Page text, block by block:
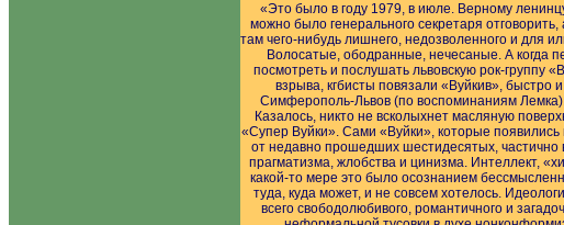
«Это было в году 1979, в июле. Верному
можно было генерального секретаря
там чего-нибудь лишнего, недозволенного и для
Волосатые, ободранные, нечесаные. А когда
посмотреть и послушать львовскую рок-группу
взрыва, кгбисты повязали «Вуйкив»,
Симферополь-Львов (по воспоминаниям
Казалось, никто не всколыхнет масляную
«Супер Вуйки». Сами «Вуйки», которые
от недавно прошедших шестидесятых, частично
прагматизма, жлобства и цинизма. Интеллект,
какой-то мере это было осознанием
туда, куда может, и не совсем хотелось.
всего свободолюбивого, романтичного и